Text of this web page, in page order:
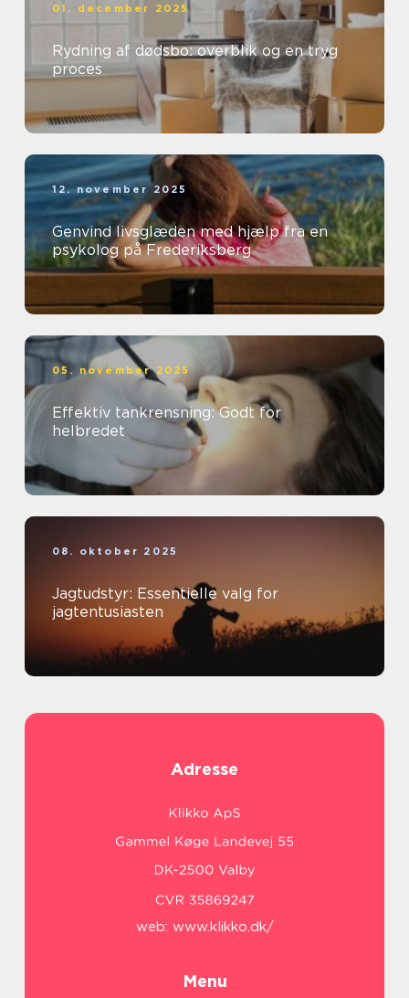
01. december 2025
Rydning af dødsbo: overblik og en tryg
proces
12. november 2025
Genvind livsglæden med hjælp fra en
psykolog på Frederiksberg
05. november 2025
Effektiv tankrensning: Godt for
helbredet
08. oktober 2025
Jagtudstyr: Essentielle valg for
jagtentusiasten
Adresse
web: www.klikko.dk/
Menu